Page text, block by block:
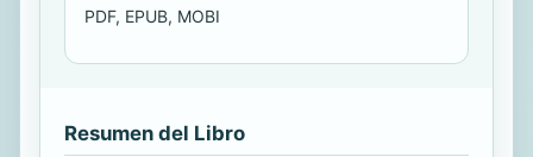
PDF, EPUB, MOBI
Resumen del Libro